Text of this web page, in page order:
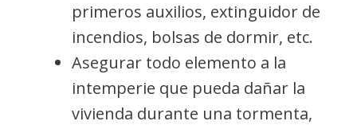
primeros auxilios, extinguidor de
incendios, bolsas de dormir, etc.
Asegurar todo elemento a la
intemperie que pueda dañar la
vivienda durante una tormenta,